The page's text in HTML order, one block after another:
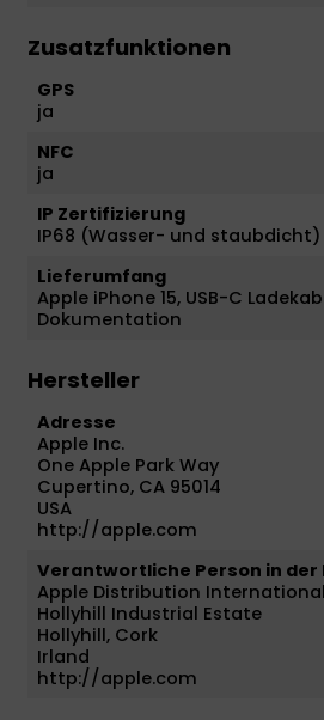
Zusatzfunktionen
GPS
ja
NFC
ja
IP Zertifizierung
IP68 (Wasser- und staubdicht)
Lieferumfang
Apple iPhone 15, USB-C
Dokumentation
Hersteller
Adresse
Apple Inc.
One Apple Park Way
Cupertino, CA 95014
USA
http://apple.com
Verantwortliche Person in der
Apple Distribution
Hollyhill Industrial Estate
Hollyhill, Cork
Irland
http://apple.com